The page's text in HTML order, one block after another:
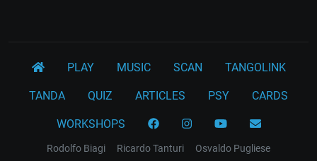
PLAY MUSIC SCAN TANGOLINK
TANDA QUIZ ARTICLES PSY CARDS
WORKSHOPS
Rodolfo Biagi Ricardo Tanturi Osvaldo Pugliese